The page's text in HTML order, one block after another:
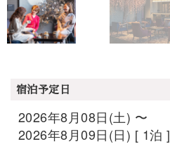
宿泊予定日
2026年8月08日(土) 〜
2026年8月09日(日) [ 1泊 ]